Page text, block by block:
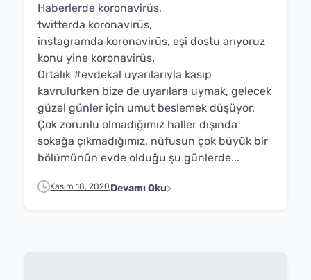
Haberlerde koronavirüs,
twitterda koronavirüs,
instagramda koronavirüs, eşi dostu arıyoruz
konu yine koronavirüs.
Ortalık #evdekal uyarılarıyla kasıp
kavrulurken bize de uyarılara uymak, gelecek
güzel günler için umut beslemek düşüyor.
Çok zorunlu olmadığımız haller dışında
sokağa çıkmadığımız, nüfusun çok büyük bir
bölümünün evde olduğu şu günlerde...
Kasım 18, 2020 Devamı Oku